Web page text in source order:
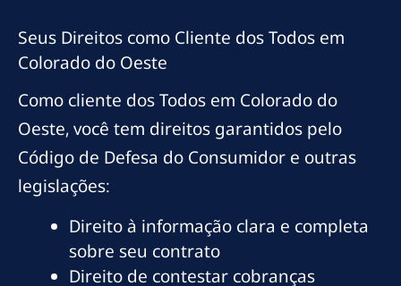
Seus Direitos como Cliente dos Todos em
Colorado do Oeste
Como cliente dos Todos em Colorado do
Oeste, você tem direitos garantidos pelo
Código de Defesa do Consumidor e outras
legislações:
Direito à informação clara e completa
sobre seu contrato
Direito de contestar cobranças